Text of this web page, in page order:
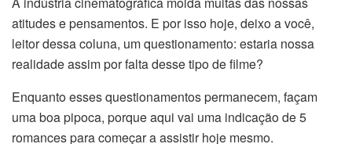
atitudes e pensamentos. E por isso hoje, deixo a você,
leitor dessa coluna, um questionamento: estaria nossa
realidade assim por falta desse tipo de filme?
Enquanto esses questionamentos permanecem, façam
uma boa pipoca, porque aqui vai uma indicação de 5
romances para começar a assistir hoje mesmo.